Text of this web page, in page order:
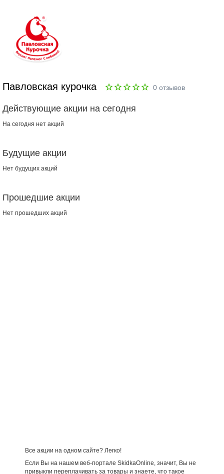
Павловская курочка 0 отзывов
Действующие акции на сегодня
На сегодня нет акций
Будущие акции
Нет будущих акций
Прошедшие акции
Нет прошедших акций
Все акции на одном сайте? Легко!
Если Вы на нашем веб-портале SkidkaOnline, значит, Вы не
привыкли переплачивать за товары и знаете, что такое